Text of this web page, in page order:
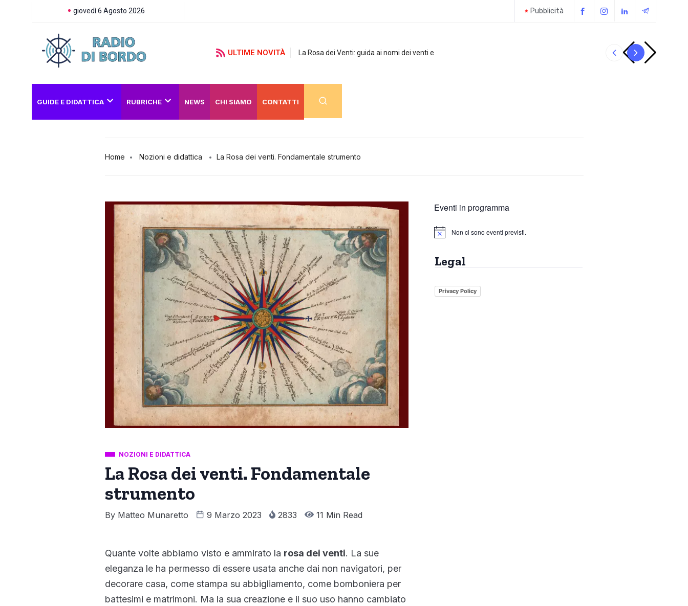
giovedì 6 Agosto 2026 Pubblicità
ULTIME NOVITÀ La Rosa dei Venti: guida ai nomi dei venti e
GUIDE E DIDATTICA RUBRICHE NEWS CHI SIAMO CONTATTI
Home Nozioni e didattica La Rosa dei venti. Fondamentale strumento
NOZIONI E DIDATTICA
La Rosa dei venti. Fondamentale
strumento
By Matteo Munaretto 9 Marzo 2023 2833 11 Min Read
Quante volte abbiamo visto e ammirato la rosa dei venti. La sue
eleganza le ha permesso di essere usata anche dai non navigatori, per
decorare casa, come stampa su abbigliamento, come bomboniera per
battesimi e matrimoni. Ma la sua creazione e il suo uso hanno cambiato
Eventi in programma
Non ci sono eventi previsti.
Legal
Privacy Policy